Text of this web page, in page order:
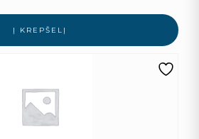
Į KREPŠELĮ